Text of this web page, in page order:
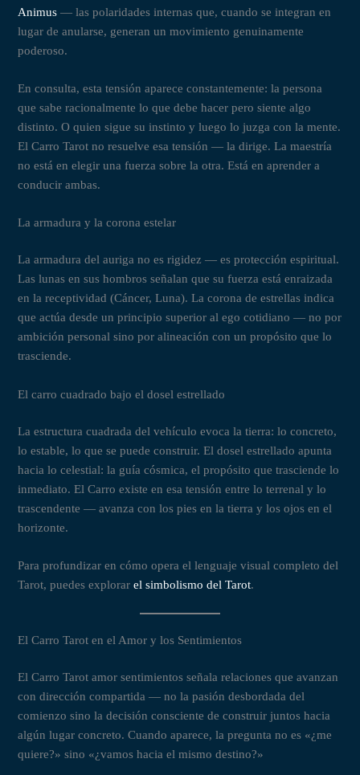
Animus — las polaridades internas que, cuando se integran en
lugar de anularse, generan un movimiento genuinamente
poderoso.
En consulta, esta tensión aparece constantemente: la persona
que sabe racionalmente lo que debe hacer pero siente algo
distinto. O quien sigue su instinto y luego lo juzga con la mente.
El Carro Tarot no resuelve esa tensión — la dirige. La maestría
no está en elegir una fuerza sobre la otra. Está en aprender a
conducir ambas.
La armadura y la corona estelar
La armadura del auriga no es rigidez — es protección espiritual.
Las lunas en sus hombros señalan que su fuerza está enraizada
en la receptividad (Cáncer, Luna). La corona de estrellas indica
que actúa desde un principio superior al ego cotidiano — no por
ambición personal sino por alineación con un propósito que lo
trasciende.
El carro cuadrado bajo el dosel estrellado
La estructura cuadrada del vehículo evoca la tierra: lo concreto,
lo estable, lo que se puede construir. El dosel estrellado apunta
hacia lo celestial: la guía cósmica, el propósito que trasciende lo
inmediato. El Carro existe en esa tensión entre lo terrenal y lo
trascendente — avanza con los pies en la tierra y los ojos en el
horizonte.
Para profundizar en cómo opera el lenguaje visual completo del
Tarot, puedes explorarel simbolismo del Tarot.
El Carro Tarot en el Amor y los Sentimientos
El Carro Tarot amor sentimientos señala relaciones que avanzan
con dirección compartida — no la pasión desbordada del
comienzo sino la decisión consciente de construir juntos hacia
algún lugar concreto. Cuando aparece, la pregunta no es «¿me
quiere?» sino «¿vamos hacia el mismo destino?»